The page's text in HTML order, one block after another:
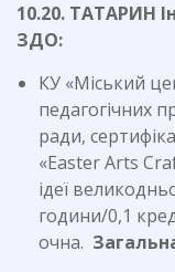
10.20. ТАТАРИН
ЗДО:
КУ «Міський
педагогічних
ради,
«Easter Arts
ідеї
години/0,1
очна.